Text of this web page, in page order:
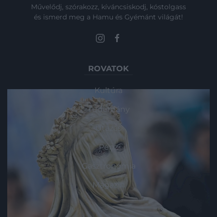
Művelődj, szórakozz, kíváncsiskodj, kóstolgass
és ismerd meg a Hamu és Gyémánt világát!
ROVATOK
Kultúra
Tudomány
Utazás
Pénz
Gasztronómia
Magazin